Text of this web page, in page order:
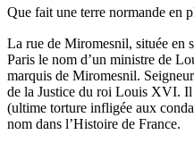
Que fait une terre normande en
La rue de Miromesnil, située en
Paris le nom d’un ministre de
marquis de Miromesnil.
de la Justice du roi Louis XVI.
(ultime torture infligée aux
nom dans l’Histoire de France.